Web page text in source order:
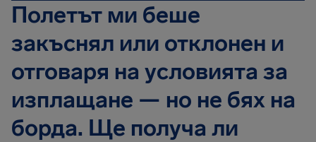
Полетът ми беше
закъснял или отклонен и
отговаря на условията за
изплащане — но не бях на
борда. Ще получа ли